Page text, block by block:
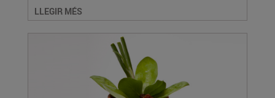
LLEGIR MÉS